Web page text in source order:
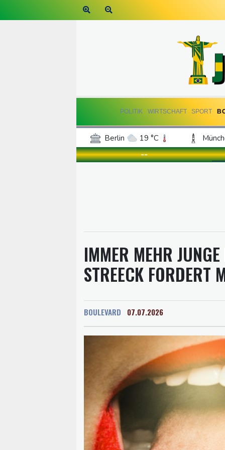
POLITIK WIRTSCHAFT SPORT
Berlin 19 °C
Frankfurt am Main
20 °C
--
IMMER MEHR
STREECK FORDERT
BOULEVARD 07.07.2026